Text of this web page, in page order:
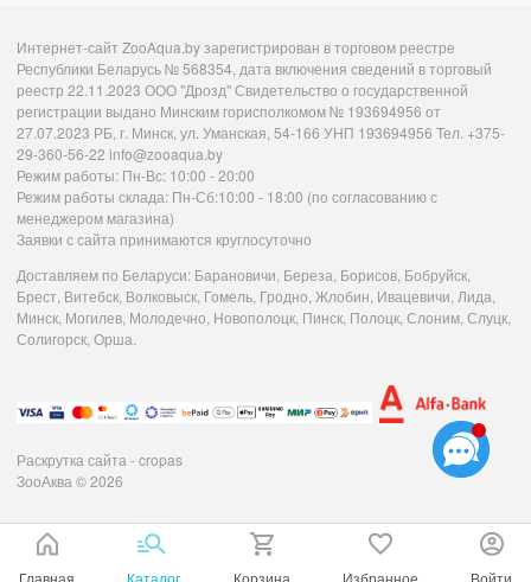
Интернет-сайт ZooAqua.by зарегистрирован в торговом реестре
Республики Беларусь № 568354, дата включения сведений в торговый
реестр 22.11.2023 ООО "Дрозд" Свидетельство о государственной
регистрации выдано Минским горисполкомом № 193694956 от
27.07.2023 РБ, г. Минск, ул. Уманская, 54-166 УНП 193694956 Тел. +375-
29-360-56-22 info@zooaqua.by
Режим работы: Пн-Вс: 10:00 - 20:00
Режим работы склада: Пн-Сб:10:00 - 18:00 (по согласованию с
менеджером магазина)
Заявки с сайта принимаются круглосуточно
Доставляем по Беларуси: Барановичи, Береза, Борисов, Бобруйск,
Брест, Витебск, Волковыск, Гомель, Гродно, Жлобин, Ивацевичи, Лида,
Минск, Могилев, Молодечно, Новополоцк, Пинск, Полоцк, Слоним, Слуцк,
Солигорск, Орша.
Раскрутка сайта - cropas
ЗооАква © 2026
Главная Каталог Корзина Избранное Войти